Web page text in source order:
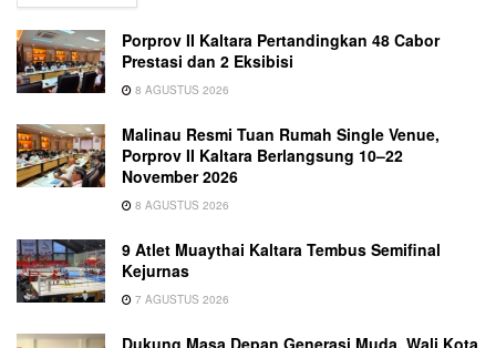
Porprov II Kaltara Pertandingkan 48 Cabor
Prestasi dan 2 Eksibisi
8 AGUSTUS 2026
Malinau Resmi Tuan Rumah Single Venue,
Porprov II Kaltara Berlangsung 10–22
November 2026
8 AGUSTUS 2026
9 Atlet Muaythai Kaltara Tembus Semifinal
Kejurnas
7 AGUSTUS 2026
Dukung Masa Depan Generasi Muda, Wali Kota